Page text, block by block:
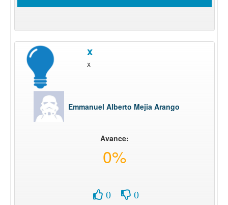
x
x
Emmanuel Alberto Mejia Arango
Avance:
0%
0 0